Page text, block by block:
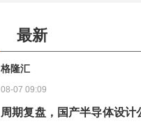
最新
格隆汇
08-07 09:09
周期复盘，国产半导体设